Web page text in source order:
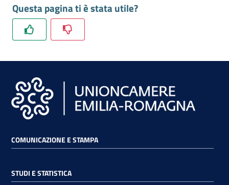
Questa pagina ti è stata utile?
COMUNICAZIONE E STAMPA
STUDI E STATISTICA